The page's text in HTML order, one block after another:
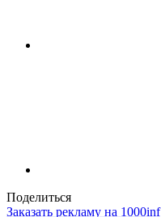
Поделиться
Заказать рекламу на 1000inf